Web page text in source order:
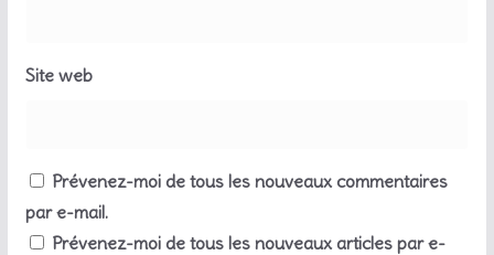
Site web
Prévenez-moi de tous les nouveaux commentaires
par e-mail.
Prévenez-moi de tous les nouveaux articles par e-